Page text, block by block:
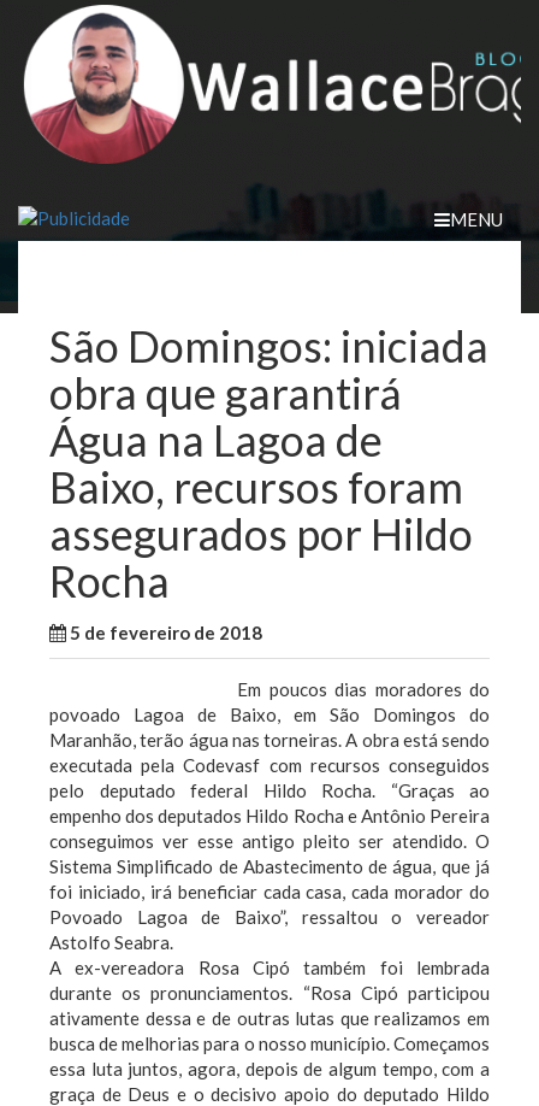
content
MENU
São Domingos: iniciada
obra que garantirá
Água na Lagoa de
Baixo, recursos foram
assegurados por Hildo
Rocha
5 de fevereiro de 2018
Em poucos dias moradores do
povoado Lagoa de Baixo, em São Domingos do
Maranhão, terão água nas torneiras. A obra está sendo
executada pela Codevasf com recursos conseguidos
pelo deputado federal Hildo Rocha. “Graças ao
empenho dos deputados Hildo Rocha e Antônio Pereira
conseguimos ver esse antigo pleito ser atendido. O
Sistema Simplificado de Abastecimento de água, que já
foi iniciado, irá beneficiar cada casa, cada morador do
Povoado Lagoa de Baixo”, ressaltou o vereador
Astolfo Seabra.
A ex-vereadora Rosa Cipó também foi lembrada
durante os pronunciamentos. “Rosa Cipó participou
ativamente dessa e de outras lutas que realizamos em
busca de melhorias para o nosso município. Começamos
essa luta juntos, agora, depois de algum tempo, com a
graça de Deus e o decisivo apoio do deputado Hildo